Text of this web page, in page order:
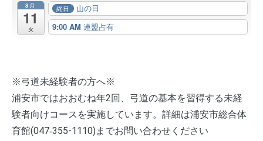
8月
11
火
終日
山の日
9:00 AM 連盟占有
※弓道未経験者の方へ※
浦安市ではおおむね年2回、弓道の基本を習得する未経
験者向けコースを実施しています。詳細は浦安市総合体
育館(047‐355-1110)までお問い合わせください